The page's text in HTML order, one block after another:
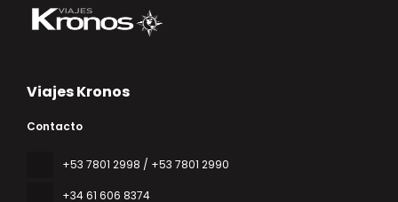
Viajes Kronos
Contacto
‎+53 7801 2998 / +53 7801 2990
+34 61 606 8374